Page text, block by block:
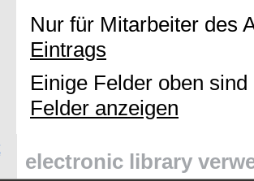
Nur für Mitarbeiter des
Eintrags
Einige Felder oben
Felder anzeigen
electronic library